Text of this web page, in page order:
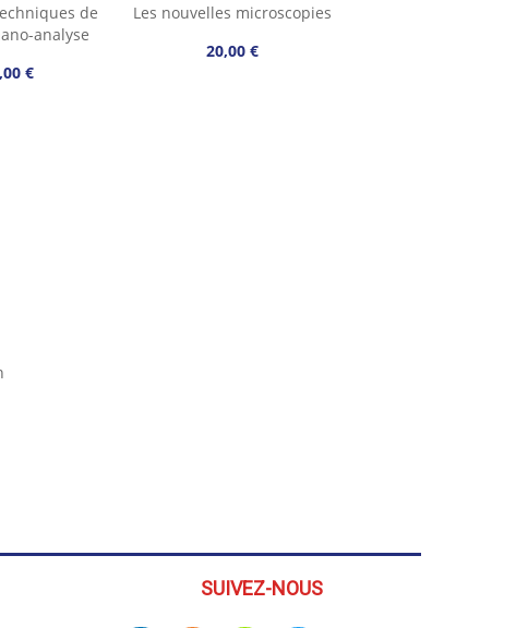
de
analyse
€
Les nouvelles microscopies
20,00 €
SUIVEZ-NOUS